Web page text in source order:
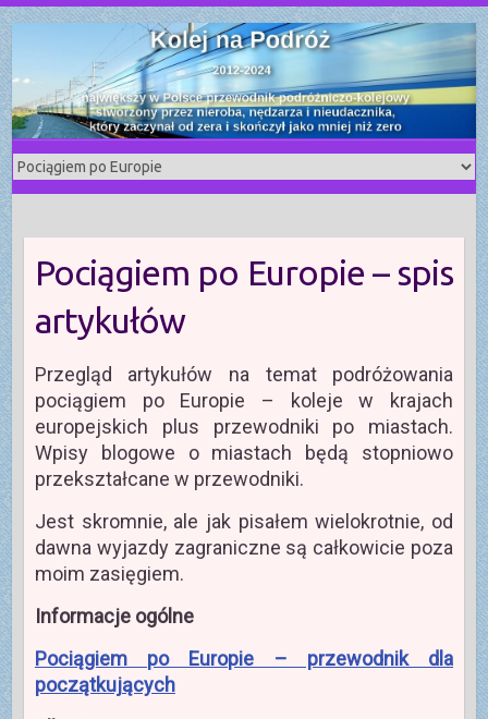
S
k
i
p
t
o
c
o
n
t
e
n
t
Pociągiem po Europie – spis
artykułów
Przegląd artykułów na temat podróżowania
pociągiem po Europie – koleje w krajach
europejskich plus przewodniki po miastach.
Wpisy blogowe o miastach będą stopniowo
przekształcane w przewodniki.
Jest skromnie, ale jak pisałem wielokrotnie, od
dawna wyjazdy zagraniczne są całkowicie poza
moim zasięgiem.
Informacje ogólne
Pociągiem po Europie – przewodnik dla
początkujących